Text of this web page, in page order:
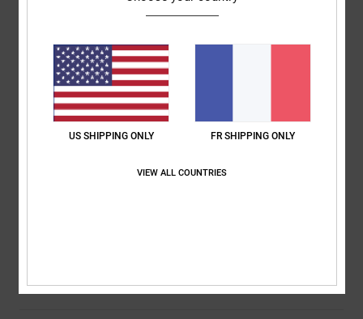
Afficher original - English
: 5/5 Rapport qualité / prix
Je recommande ce produit
4
Je recommande ce produit
US SHIPPING ONLY FR SHIPPING ONLY
VIEW ALL COUNTRIES